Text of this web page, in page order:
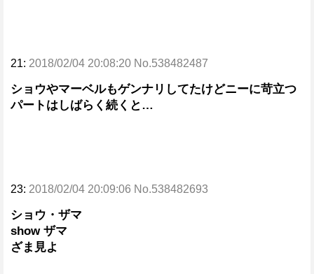
21: 2018/02/04 20:08:20 No.538482487
ショウやマーベルもゲンナリしてたけどニーに苛立つ
パートはしばらく続くと…
23: 2018/02/04 20:09:06 No.538482693
ショウ・ザマ
show ザマ
ざま見よ